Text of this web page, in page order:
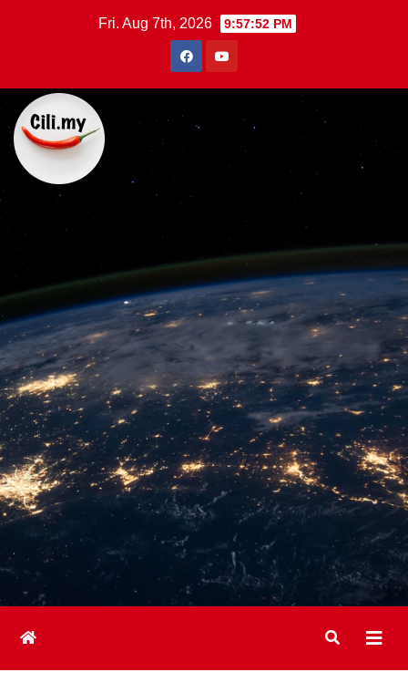
Fri. Aug 7th, 2026 9:57:53 PM